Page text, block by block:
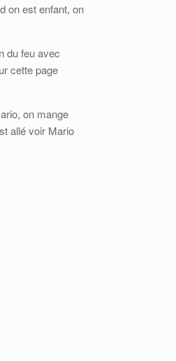
on est enfant, on
du feu avec
cette page
on mange
allé voir Mario